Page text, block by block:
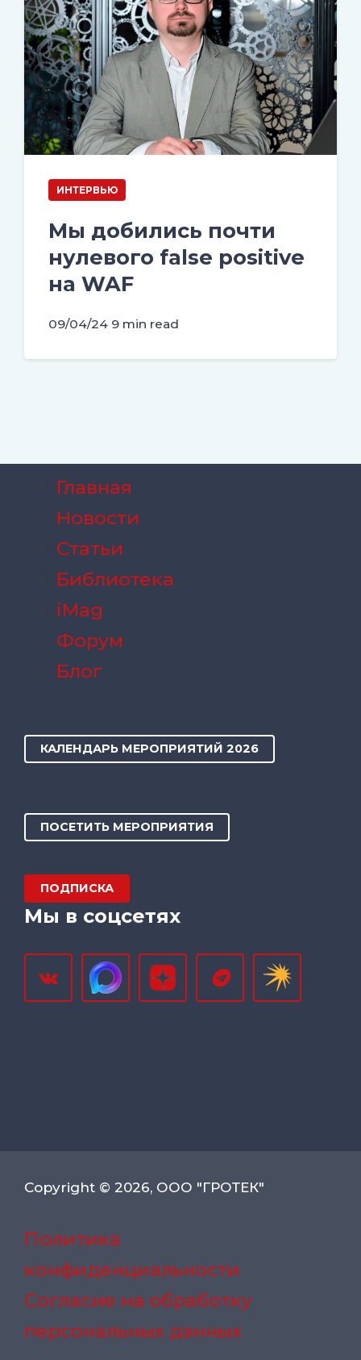
ИНТЕРВЬЮ
Мы добились почти
нулевого false positive
на WAF
09/04/24 9 min read
Главная
Новости
Статьи
Библиотека
iMag
Форум
Блог
КАЛЕНДАРЬ МЕРОПРИЯТИЙ 2026
ПОСЕТИТЬ МЕРОПРИЯТИЯ
ПОДПИСКА
Мы в соцсетях
Copyright © 2026, ООО "ГРОТЕК"
Политика
конфиденциальности
Согласие на обработку
персональных данных